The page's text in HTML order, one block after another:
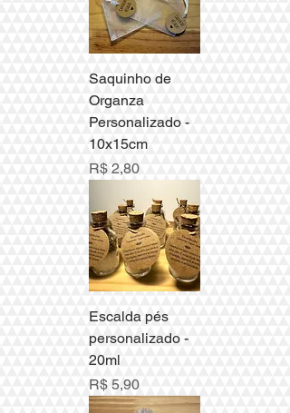
Saquinho de
Organza
Personalizado -
10x15cm
Preço
R$ 2,80
Escalda pés
personalizado -
20ml
Preço
R$ 5,90